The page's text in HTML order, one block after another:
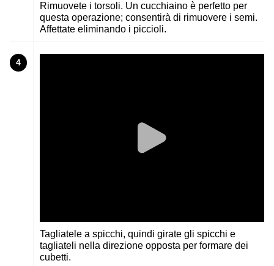
Rimuovete i torsoli. Un cucchiaino è perfetto per
questa operazione; consentirà di rimuovere i semi.
Affettate eliminando i piccioli.
4
Tagliatele a spicchi, quindi girate gli spicchi e
tagliateli nella direzione opposta per formare dei
cubetti.